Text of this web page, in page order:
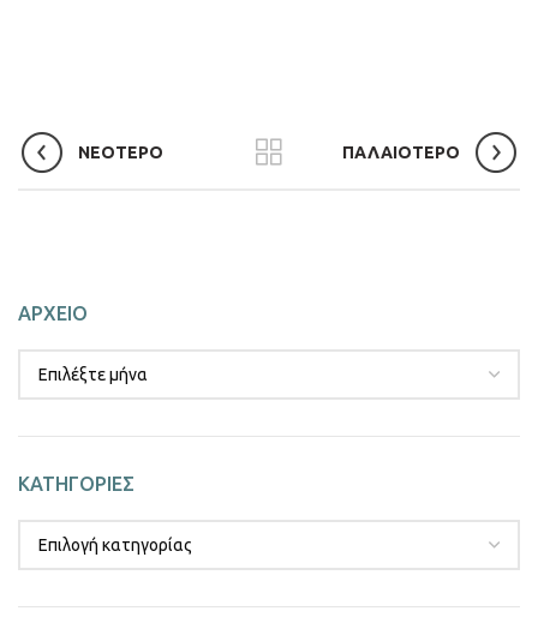
ΝΕΟΤΕΡΟ ΠΑΛΑΙΟΤΕΡΟ
ΑΡΧΕΙΟ
ΚΑΤΗΓΟΡΙΕΣ